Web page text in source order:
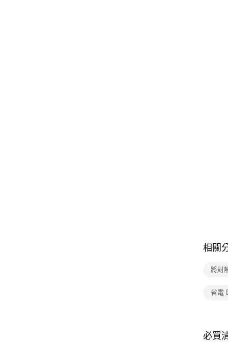
相關
將財
省電
必買